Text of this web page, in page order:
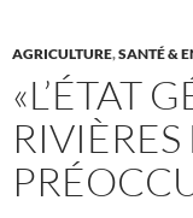
AGRICULTURE,SANTÉ &
«L’ÉTAT
RIVIÈRES